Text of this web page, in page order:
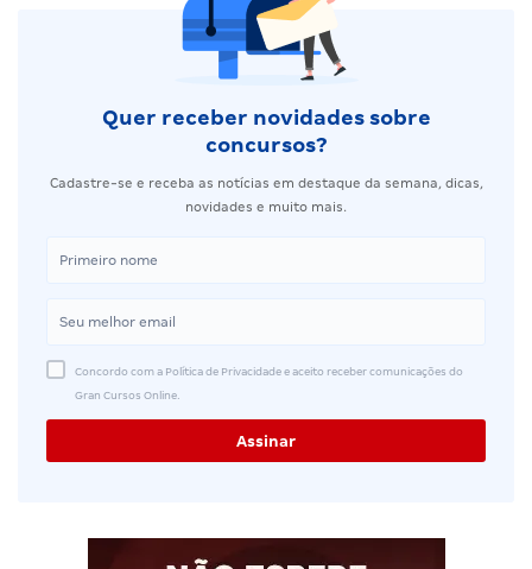
Quer receber novidades sobre
concursos?
Cadastre-se e receba as notícias em destaque da semana, dicas,
novidades e muito mais.
Concordo com a Política de Privacidade e aceito receber comunicações do
Gran Cursos Online.